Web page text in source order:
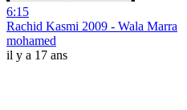
6:15
Rachid Kasmi 2009 - Wala Marra
mohamed
il y a 17 ans